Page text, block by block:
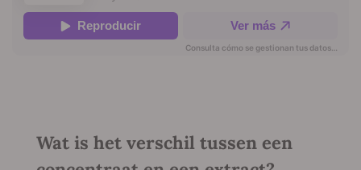
Wat is het verschil tussen een